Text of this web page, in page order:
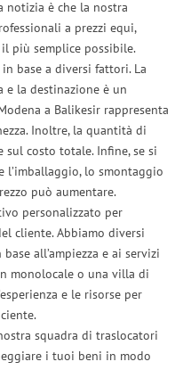
notizia è che la nostra
a prezzi equi,
più semplice possibile.
base a diversi fattori. La
e la destinazione è un
a Balikesir rappresenta
Inoltre, la quantità di
costo totale. Infine, se si
l’imballaggio, lo smontaggio
può aumentare.
personalizzato per
cliente. Abbiamo diversi
all’ampiezza e ai servizi
monolocale o una villa di
e le risorse per
squadra di traslocatori
i tuoi beni in modo